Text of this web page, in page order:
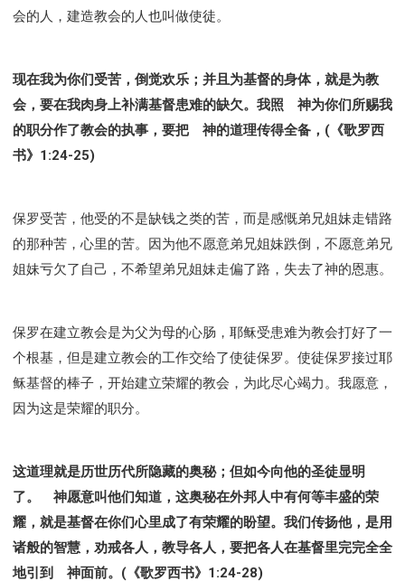
会的人，建造教会的人也叫做使徒。
现在我为你们受苦，倒觉欢乐；并且为基督的身体，就是为教
会，要在我肉身上补满基督患难的缺欠。我照 神为你们所赐我
的职分作了教会的执事，要把 神的道理传得全备，(《歌罗西
书》1:24-25)
保罗受苦，他受的不是缺钱之类的苦，而是感慨弟兄姐妹走错路
的那种苦，心里的苦。因为他不愿意弟兄姐妹跌倒，不愿意弟兄
姐妹亏欠了自己，不希望弟兄姐妹走偏了路，失去了神的恩惠。
保罗在建立教会是为父为母的心肠，耶稣受患难为教会打好了一
个根基，但是建立教会的工作交给了使徒保罗。使徒保罗接过耶
稣基督的棒子，开始建立荣耀的教会，为此尽心竭力。我愿意，
因为这是荣耀的职分。
这道理就是历世历代所隐藏的奥秘；但如今向他的圣徒显明
了。 神愿意叫他们知道，这奥秘在外邦人中有何等丰盛的荣
耀，就是基督在你们心里成了有荣耀的盼望。我们传扬他，是用
诸般的智慧，劝戒各人，教导各人，要把各人在基督里完完全全
地引到 神面前。(《歌罗西书》1:24-28)